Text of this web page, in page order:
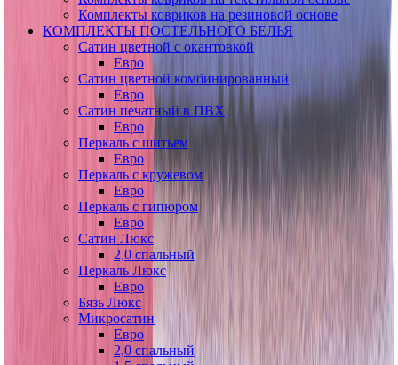
Комплекты ковриков на резиновой основе
КОМПЛЕКТЫ ПОСТЕЛЬНОГО БЕЛЬЯ
Сатин цветной с окантовкой
Евро
Сатин цветной комбинированный
Евро
Сатин печатный в ПВХ
Евро
Перкаль с шитьем
Евро
Перкаль с кружевом
Евро
Перкаль с гипюром
Евро
Сатин Люкс
2,0 спальный
Перкаль Люкс
Евро
Бязь Люкс
Микросатин
Евро
2,0 спальный